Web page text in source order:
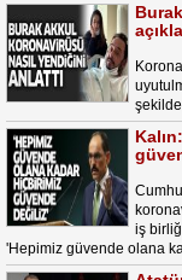
iş
'Hepimiz güvende olana